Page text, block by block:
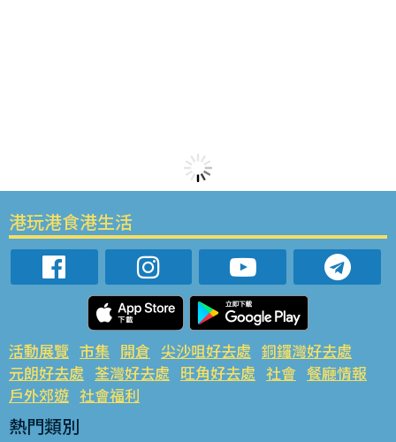
港玩港食港生活
活動展覽 市集 開倉 尖沙咀好去處 銅鑼灣好去處
元朗好去處 荃灣好去處 旺角好去處 社會 餐廳情報
戶外郊遊 社會福利
熱門類別